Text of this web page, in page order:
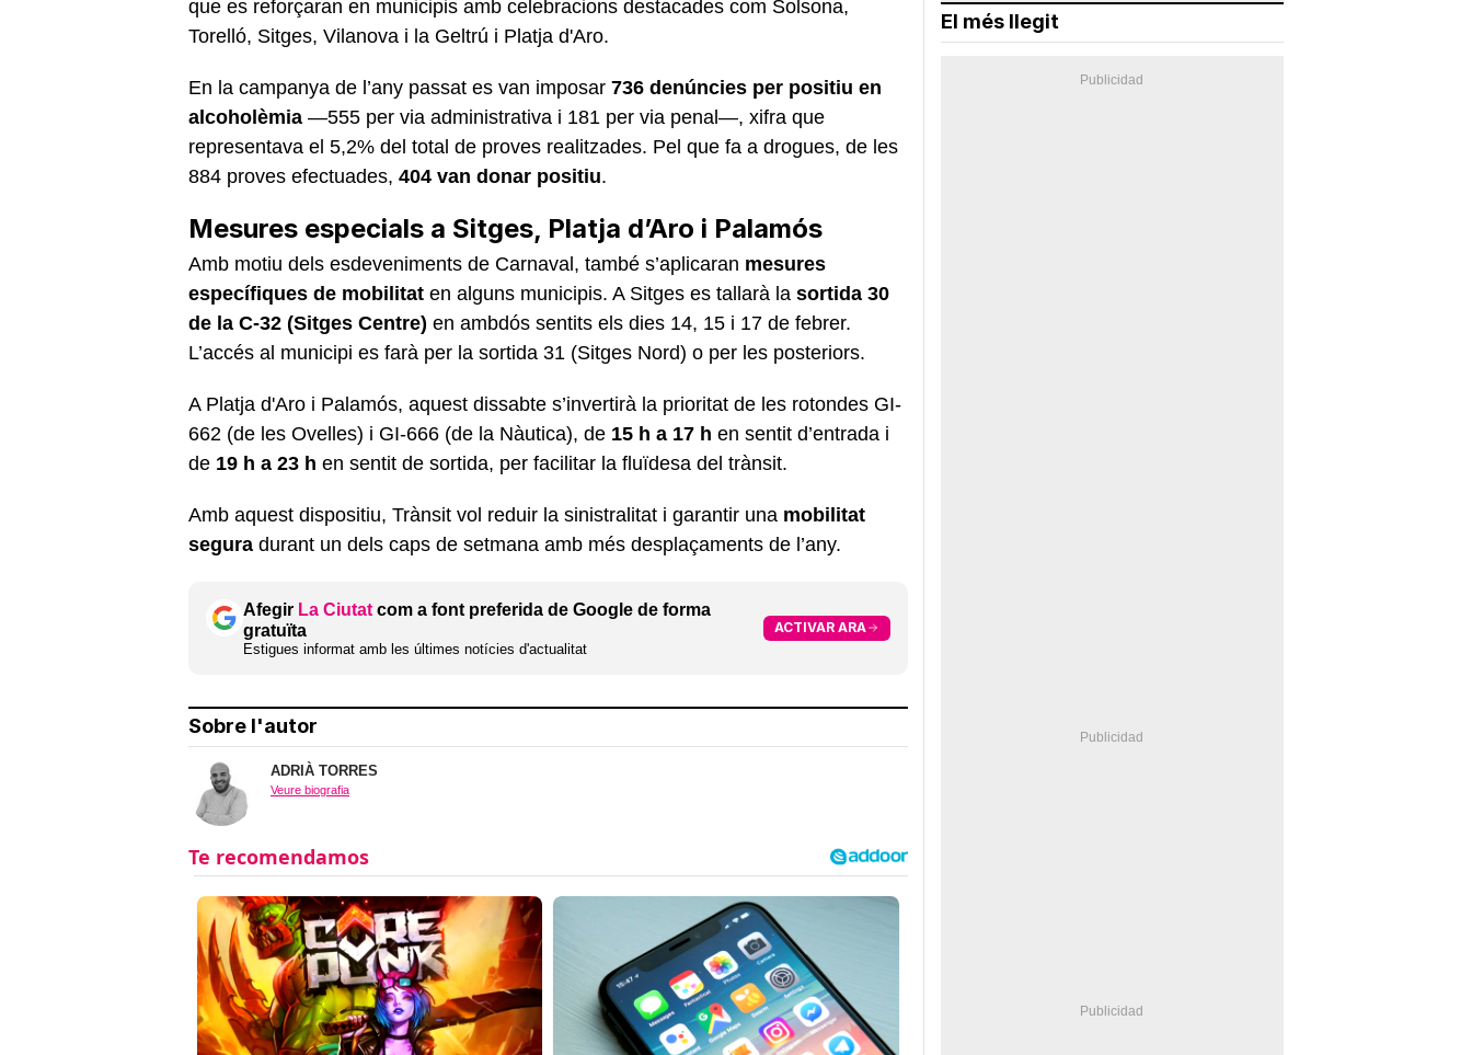
que es reforçaran en municipis amb celebracions destacades com Solsona,
Torelló, Sitges, Vilanova i la Geltrú i Platja d'Aro.
En la campanya de l’any passat es van imposar 736 denúncies per positiu en
alcoholèmia —555 per via administrativa i 181 per via penal—, xifra que
representava el 5,2% del total de proves realitzades. Pel que fa a drogues, de les
884 proves efectuades, 404 van donar positiu.
Mesures especials a Sitges, Platja d’Aro i Palamós
Amb motiu dels esdeveniments de Carnaval, també s’aplicaran mesures
específiques de mobilitat en alguns municipis. A Sitges es tallarà la sortida 30
de la C-32 (Sitges Centre) en ambdós sentits els dies 14, 15 i 17 de febrer.
L’accés al municipi es farà per la sortida 31 (Sitges Nord) o per les posteriors.
A Platja d'Aro i Palamós, aquest dissabte s’invertirà la prioritat de les rotondes GI-
662 (de les Ovelles) i GI-666 (de la Nàutica), de 15 h a 17 h en sentit d’entrada i
de 19 h a 23 h en sentit de sortida, per facilitar la fluïdesa del trànsit.
Amb aquest dispositiu, Trànsit vol reduir la sinistralitat i garantir una mobilitat
segura durant un dels caps de setmana amb més desplaçaments de l’any.
Afegir La Ciutat com a font preferida de Google de forma
gratuïta
Estigues informat amb les últimes notícies d'actualitat
ACTIVAR ARA
Sobre l'autor
ADRIÀ TORRES
Veure biografia
El més llegit